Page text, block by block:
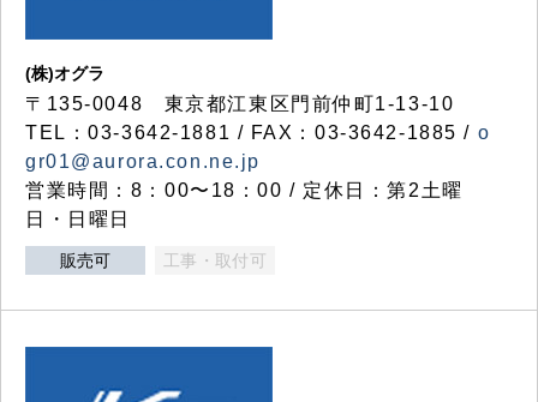
(株)オグラ
〒135-0048 東京都江東区門前仲町1-13-10
TEL：03-3642-1881 / FAX：03-3642-1885 / o
gr01@aurora.con.ne.jp
営業時間：8：00〜18：00 / 定休日：第2土曜
日・日曜日
販売可 工事・取付可